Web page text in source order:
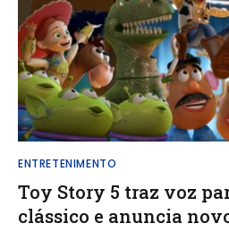
ENTRETENIMENTO
Toy Story 5 traz voz
clássico e anuncia